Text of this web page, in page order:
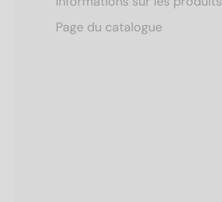
Page du catalogue